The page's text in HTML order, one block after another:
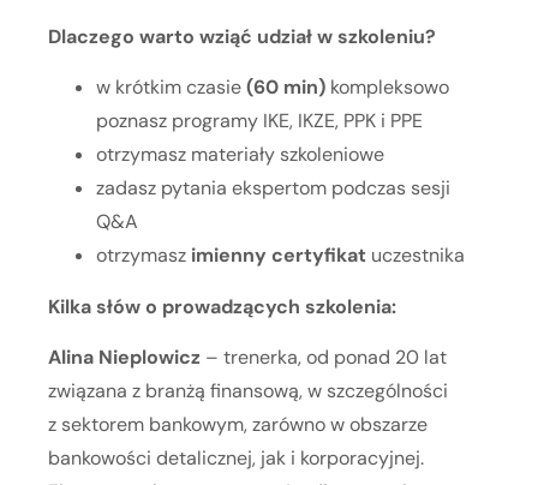
Dlaczego warto wziąć udział w szkoleniu?
w krótkim czasie(60 min) kompleksowo
poznasz programy IKE, IKZE, PPK i PPE
otrzymasz materiały szkoleniowe
zadasz pytania ekspertom podczas sesji
Q&A
otrzymasz imienny certyfikat uczestnika
Kilka słów o prowadzących szkolenia:
Alina Nieplowicz – trenerka, od ponad 20 lat
związana z branżą finansową, w szczególności
z sektorem bankowym, zarówno w obszarze
bankowości detalicznej, jak i korporacyjnej.